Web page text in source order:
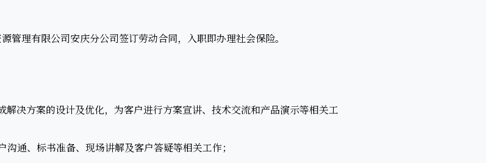
理有限公司安庆分公司签订劳动合同，入职即办理社会保险。
决方案的设计及优化，为客户进行方案宣讲、技术交流和产品演示等相关工
通、标书准备、现场讲解及客户答疑等相关工作；